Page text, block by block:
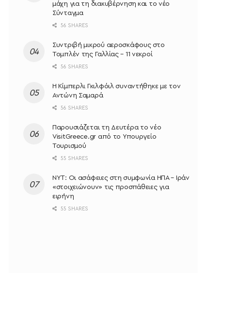
μάχη για τη διακυβέρνηση και το νέο
Σύνταγμα
56 SHARES
Συντριβή μικρού αεροσκάφους στο
Τομπλέν της Γαλλίας – 11 νεκροί
56 SHARES
Η Κίμπερλι Γκιλφόιλ συναντήθηκε με τον
Αντώνη Σαμαρά
56 SHARES
Παρουσιάζεται τη Δευτέρα το νέο
VisitGreece.gr από το Υπουργείο
Τουρισμού
55 SHARES
NYT: Οι ασάφειες στη συμφωνία ΗΠΑ – Ιράν
«στοιχειώνουν» τις προσπάθειες για
ειρήνη
55 SHARES